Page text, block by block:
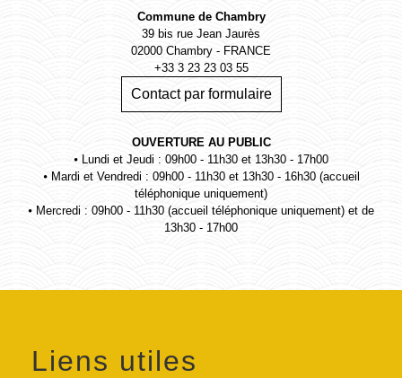
Commune de Chambry
39 bis rue Jean Jaurès
02000 Chambry - FRANCE
+33 3 23 23 03 55
Contact par formulaire
OUVERTURE AU PUBLIC
⦁ Lundi et Jeudi : 09h00 - 11h30 et 13h30 - 17h00
⦁ Mardi et Vendredi : 09h00 - 11h30 et 13h30 - 16h30 (accueil
téléphonique uniquement)
⦁ Mercredi : 09h00 - 11h30 (accueil téléphonique uniquement) et de
13h30 - 17h00
Liens utiles